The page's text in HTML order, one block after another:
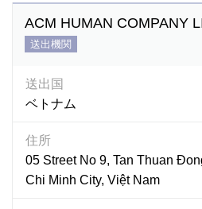
ACM HUMAN COMPANY
送出機関
送出国
ベトナム
住所
05 Street No 9, Tan Thuan
Chi Minh City, Việt Nam